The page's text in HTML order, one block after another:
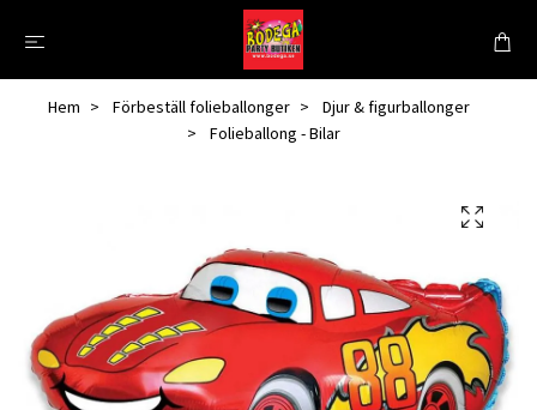
Hem Förbeställ folieballonger
Djur & figurballonger
Folieballong - Bilar